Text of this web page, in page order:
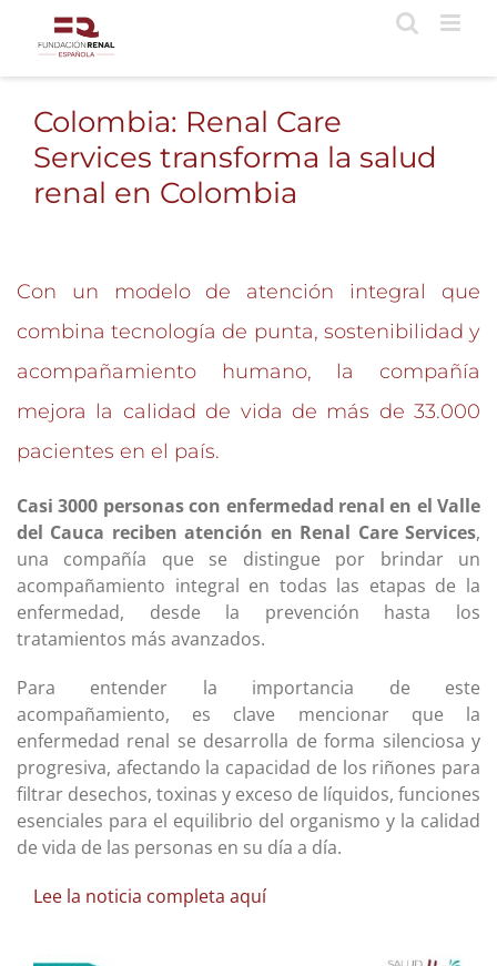
contenido
Colombia: Renal Care
Services transforma la salud
renal en Colombia
Con un modelo de atención integral que
combina tecnología de punta, sostenibilidad y
acompañamiento humano, la compañía
mejora la calidad de vida de más de 33.000
pacientes en el país.
Casi 3000 personas con enfermedad renal en el Valle
del Cauca reciben atención en Renal Care Services,
una compañía que se distingue por brindar un
acompañamiento integral en todas las etapas de la
enfermedad, desde la prevención hasta los
tratamientos más avanzados.
Para entender la importancia de este
acompañamiento, es clave mencionar que la
enfermedad renal se desarrolla de forma silenciosa y
progresiva, afectando la capacidad de los riñones para
filtrar desechos, toxinas y exceso de líquidos, funciones
esenciales para el equilibrio del organismo y la calidad
de vida de las personas en su día a día.
Lee la noticia completa aquí